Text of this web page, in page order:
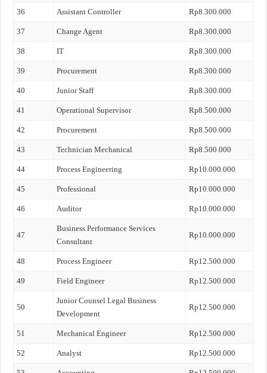
36 Assistant Controller Rp8.300.000
37 Change Agent Rp8.300.000
38 IT Rp8.300.000
39 Procurement Rp8.300.000
40 Junior Staff Rp8.300.000
41 Operational Supervisor Rp8.500.000
42 Procurement Rp8.500.000
43 Technician Mechanical Rp8.500.000
44 Process Engineering Rp10.000.000
45 Professional Rp10.000.000
46 Auditor Rp10.000.000
47
Business Performance Services
Consultant
Rp10.000.000
48 Process Engineer Rp12.500.000
49 Field Engineer Rp12.500.000
50
Junior Counsel Legal Business
Development
Rp12.500.000
51 Mechanical Engineer Rp12.500.000
52 Analyst Rp12.500.000